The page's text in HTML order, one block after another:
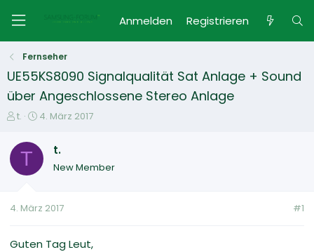
Anmelden Registrieren
Fernseher
UE55KS8090 Signalqualität Sat Anlage + Sound
über Angeschlossene Stereo Anlage
E
s
e
e
t.
E
e
t
m
4. März 2017
T t.
New Member
4. März 2017 #1
Guten Tag Leut,